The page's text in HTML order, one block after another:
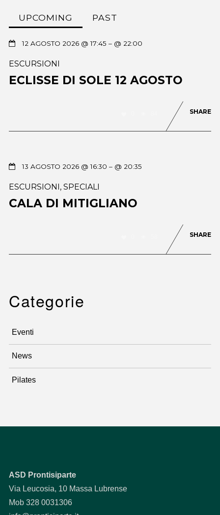
UPCOMING PAST
12 AGOSTO 2026 @ 17:45 – @ 22:00
ESCURSIONI
ECLISSE DI SOLE 12 AGOSTO
SHARE
13 AGOSTO 2026 @ 16:30 – @ 20:35
ESCURSIONI , SPECIALI
CALA DI MITIGLIANO
SHARE
Categorie
Eventi
News
Pilates
ASD Prontisiparte
Via Leucosia, 10 Massa Lubrense
Mob 328 0031306